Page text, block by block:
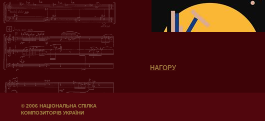
НАГОРУ
© 2006 НАЦІОНАЛЬНА СПІЛКА
КОМПОЗИТОРІВ УКРАЇНИ